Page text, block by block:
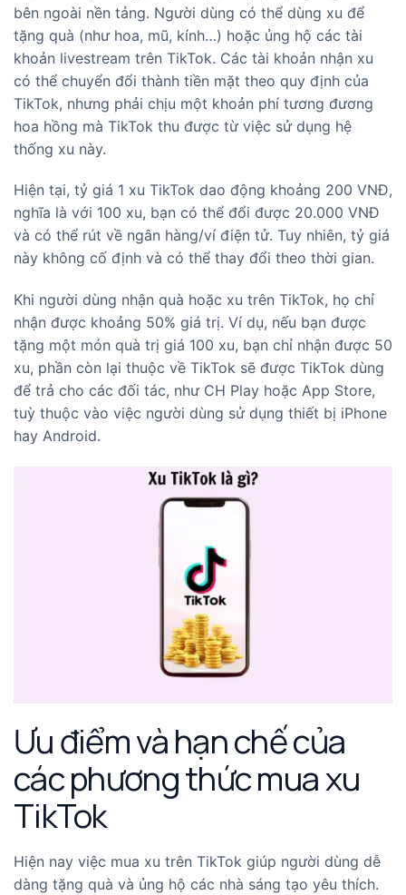
bên ngoài nền tảng. Người dùng có thể dùng xu để
tặng quà (như hoa, mũ, kính…) hoặc ủng hộ các tài
khoản livestream trên TikTok. Các tài khoản nhận xu
có thể chuyển đổi thành tiền mặt theo quy định của
TikTok, nhưng phải chịu một khoản phí tương đương
hoa hồng mà TikTok thu được từ việc sử dụng hệ
thống xu này.
Hiện tại, tỷ giá 1 xu TikTok dao động khoảng 200 VNĐ,
nghĩa là với 100 xu, bạn có thể đổi được 20.000 VNĐ
và có thể rút về ngân hàng/ví điện tử. Tuy nhiên, tỷ giá
này không cố định và có thể thay đổi theo thời gian.
Khi người dùng nhận quà hoặc xu trên TikTok, họ chỉ
nhận được khoảng 50% giá trị. Ví dụ, nếu bạn được
tặng một món quà trị giá 100 xu, bạn chỉ nhận được 50
xu, phần còn lại thuộc về TikTok sẽ được TikTok dùng
để trả cho các đối tác, như CH Play hoặc App Store,
tuỳ thuộc vào việc người dùng sử dụng thiết bị iPhone
hay Android.
Ưu điểm và hạn chế của
các phương thức mua xu
TikTok
Hiện nay việc mua xu trên TikTok giúp người dùng dễ
dàng tặng quà và ủng hộ các nhà sáng tạo yêu thích.